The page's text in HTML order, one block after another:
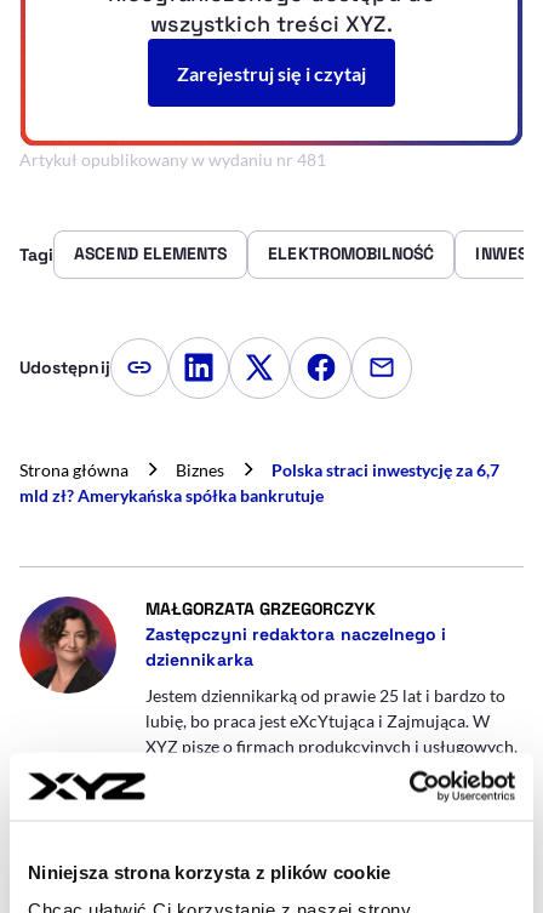
Niniejsza strona korzysta z plików cookie
Artykuł opublikowany w wydaniu nr 481
Tagi ASCEND ELEMENTS ELEKTROMOBILNOŚĆ
Udostępnij Kopiuj link artykułu
Udostępnij na LinkedIn
Udostępnij na Twitterze
Udostępnij na
Udostępnij
Strona główna Biznes
Polska straci inwestycję za 6,7
mld zł? Amerykańska spółka bankrutuje
MAŁGORZATA GRZEGORCZYK- AUTOR ARTYKUŁU
Zastępczyni redaktora naczelnego i
dziennikarka
Jestem dziennikarką od prawie 25 lat i bardzo to
lubię, bo praca jest eXcYtująca i Zajmująca. W
XYZ piszę o firmach produkcyjnych i usługowych,
inwestycjach zagranicznych i polskich za granicą.